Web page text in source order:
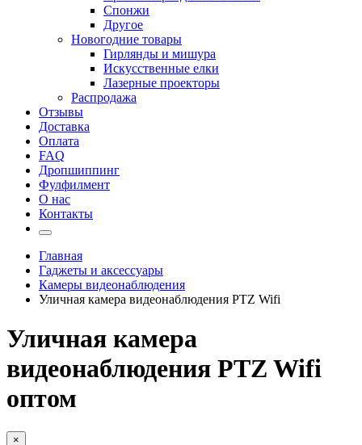
Спонжи
Другое
Новогодние товары
Гирлянды и мишура
Искусственные елки
Лазерные проекторы
Распродажа
Отзывы
Доставка
Оплата
FAQ
Дропшиппинг
Фулфилмент
О нас
Контакты
Главная
Гаджеты и аксессуары
Камеры видеонаблюдения
Уличная камера видеонаблюдения PTZ Wifi
Уличная камера
видеонаблюдения PTZ Wifi
оптом
×